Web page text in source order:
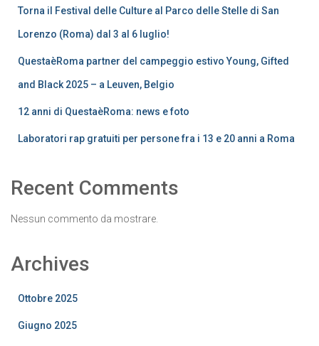
Torna il Festival delle Culture al Parco delle Stelle di San
Lorenzo (Roma) dal 3 al 6 luglio!
QuestaèRoma partner del campeggio estivo Young, Gifted
and Black 2025 – a Leuven, Belgio
12 anni di QuestaèRoma: news e foto
Laboratori rap gratuiti per persone fra i 13 e 20 anni a Roma
Recent Comments
Nessun commento da mostrare.
Archives
Ottobre 2025
Giugno 2025